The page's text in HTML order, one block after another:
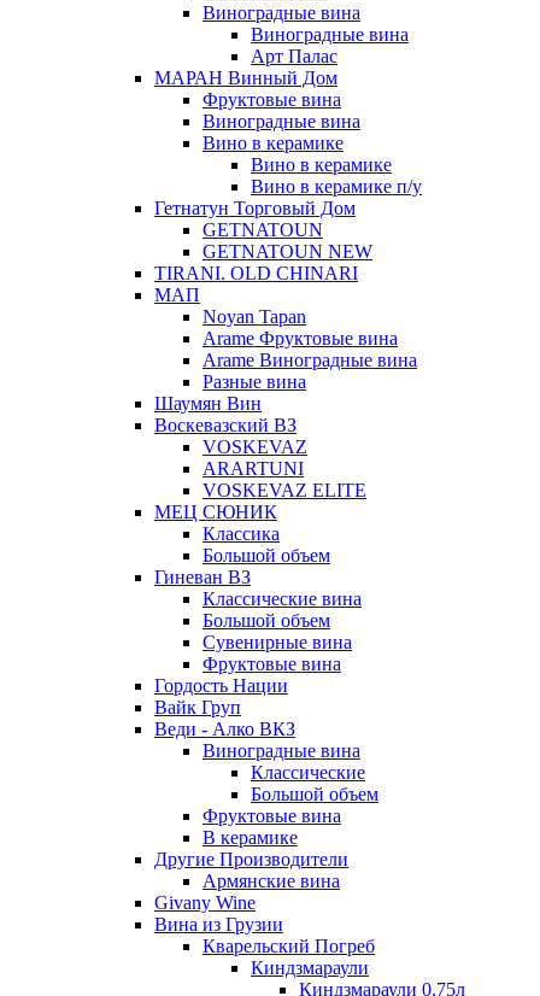
Виноградные вина
Виноградные вина
Арт Палас
МАРАН Винный Дом
Фруктовые вина
Виноградные вина
Вино в керамике
Вино в керамике
Вино в керамике п/у
Гетнатун Торговый Дом
GETNATOUN
GETNATOUN NEW
TIRANI. OLD CHINARI
МАП
Noyan Tapan
Arame Фруктовые вина
Arame Виноградные вина
Разные вина
Шаумян Вин
Воскевазский ВЗ
VOSKEVAZ
ARARTUNI
VOSKEVAZ ELITE
МЕЦ СЮНИК
Классика
Большой объем
Гиневан ВЗ
Классические вина
Большой объем
Сувенирные вина
Фруктовые вина
Гордость Нации
Вайк Груп
Веди - Алко ВКЗ
Виноградные вина
Классические
Большой объем
Фруктовые вина
В керамике
Другие Производители
Армянские вина
Givany Wine
Вина из Грузии
Кварельский Погреб
Киндзмараули
Киндзмараули 0,75л